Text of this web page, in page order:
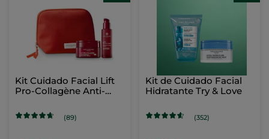
Kit Cuidado Facial Lift
Pro-Collagène Anti-
(89)
Kit de Cuidado Facial
Hidratante Try & Love
(352)